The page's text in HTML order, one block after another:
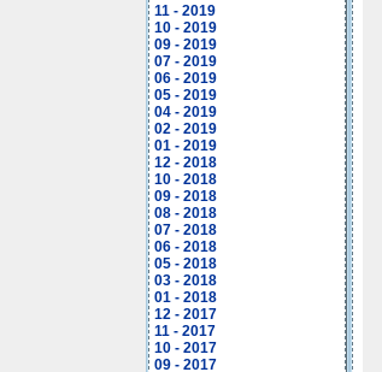
11 - 2019
10 - 2019
09 - 2019
07 - 2019
06 - 2019
05 - 2019
04 - 2019
02 - 2019
01 - 2019
12 - 2018
10 - 2018
09 - 2018
08 - 2018
07 - 2018
06 - 2018
05 - 2018
03 - 2018
01 - 2018
12 - 2017
11 - 2017
10 - 2017
09 - 2017